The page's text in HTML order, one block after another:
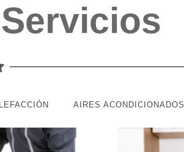
AIRES ACONDICIONADOS